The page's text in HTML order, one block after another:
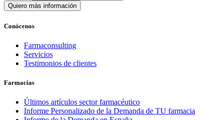
Quiero más información
Conócenos
Farmaconsulting
Servicios
Testimonios de clientes
Farmacias
Últimos artículos sector farmacéutico
Informe Personalizado de la Demanda de TU farmacia